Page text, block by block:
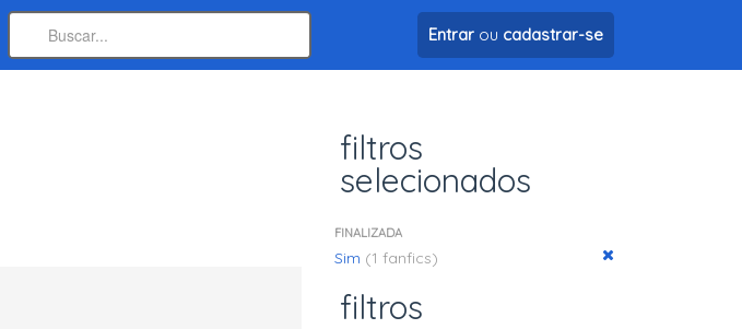
Entrar ou cadastrar-se
filtros
selecionados
FINALIZADA
Sim (1 fanfics)
filtros